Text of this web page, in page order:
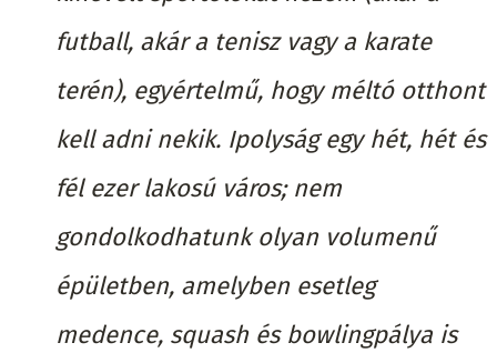
futball, akár a tenisz vagy a karate
terén), egyértelmű, hogy méltó otthont
kell adni nekik. Ipolyság egy hét, hét és
fél ezer lakosú város; nem
gondolkodhatunk olyan volumenű
épületben, amelyben esetleg
medence, squash és bowlingpálya is